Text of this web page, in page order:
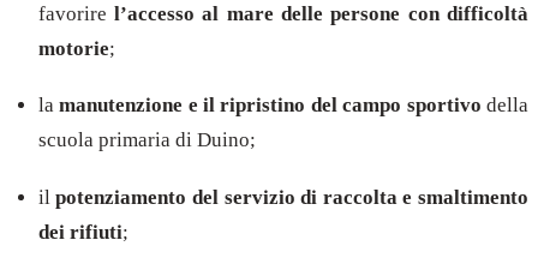
favorirel’accesso al mare delle persone con difficoltà
motorie;
lamanutenzione e il ripristino del campo sportivo della
scuola primaria di Duino;
ilpotenziamento del servizio di raccolta e smaltimento
dei rifiuti;